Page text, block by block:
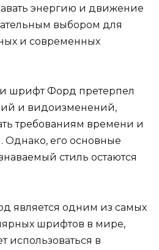
энергию и движение
выбором для
и современных
шрифт Форд претерпел
и видоизменений,
требованиям времени и
Однако, его основные
стиль остаются
является одним из самых
шрифтов в мире,
использоваться в